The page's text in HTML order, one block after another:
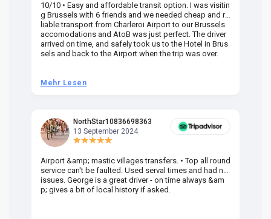
10/10 • Easy and affordable transit option. I was visitin
g Brussels with 6 friends and we needed cheap and re
liable transport from Charleroi Airport to our Brussels
accomodations and AtoB was just perfect. The driver
arrived on time, and safely took us to the Hotel in Brus
sels and back to the Airport when the trip was over.
Mehr Lesen
NorthStar10836698363
13 September 2024
Airport &amp; mastic villages transfers. • Top all round
service can't be faulted. Used serval times and had no
issues. George is a great driver - on time always &am
p; gives a bit of local history if asked.